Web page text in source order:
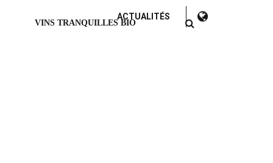
ACTUALITÉS
VINS TRANQUILLES BIO